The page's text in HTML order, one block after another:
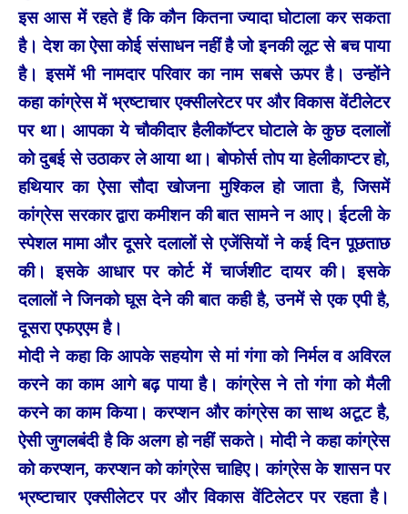
इस आस में रहते हैं कि कौन कितना ज्यादा घोटाला कर सकता
है। देश का ऐसा कोई संसाधन नहीं है जो इनकी लूट से बच पाया
है। इसमें भी नामदार परिवार का नाम सबसे ऊपर है। उन्होंने
कहा कांग्रेस में भ्रष्टाचार एक्सीलरेटर पर और विकास वेंटीलेटर
पर था। आपका ये चौकीदार हैलीकॉप्टर घोटाले के कुछ दलालों
को दुबई से उठाकर ले आया था। बोफोर्स तोप या हेलीकाप्टर हो,
हथियार का ऐसा सौदा खोजना मुश्किल हो जाता है, जिसमें
कांग्रेस सरकार द्वारा कमीशन की बात सामने न आए। ईटली के
स्पेशल मामा और दूसरे दलालों से एजेंसियों ने कई दिन पूछताछ
की। इसके आधार पर कोर्ट में चार्जशीट दायर की। इसके
दलालों ने जिनको घूस देने की बात कही है, उनमें से एक एपी है,
दूसरा एफएएम है।
मोदी ने कहा कि आपके सहयोग से मां गंगा को निर्मल व अविरल
करने का काम आगे बढ़ पाया है। कांग्रेस ने तो गंगा को मैली
करने का काम किया। करप्शन और कांग्रेस का साथ अटूट है,
ऐसी जुगलबंदी है कि अलग हो नहीं सकते। मोदी ने कहा कांग्रेस
को करप्शन, करप्शन को कांग्रेस चाहिए। कांग्रेस के शासन पर
भ्रष्टाचार एक्सीलेटर पर और विकास वेंटि‍लेटर पर रहता है।